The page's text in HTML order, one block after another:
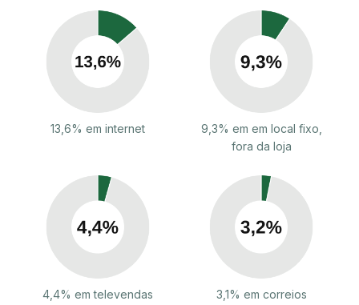
13,6% em internet
9,3% em em local fixo,
fora da loja
4,4% em televendas 3,1% em correios